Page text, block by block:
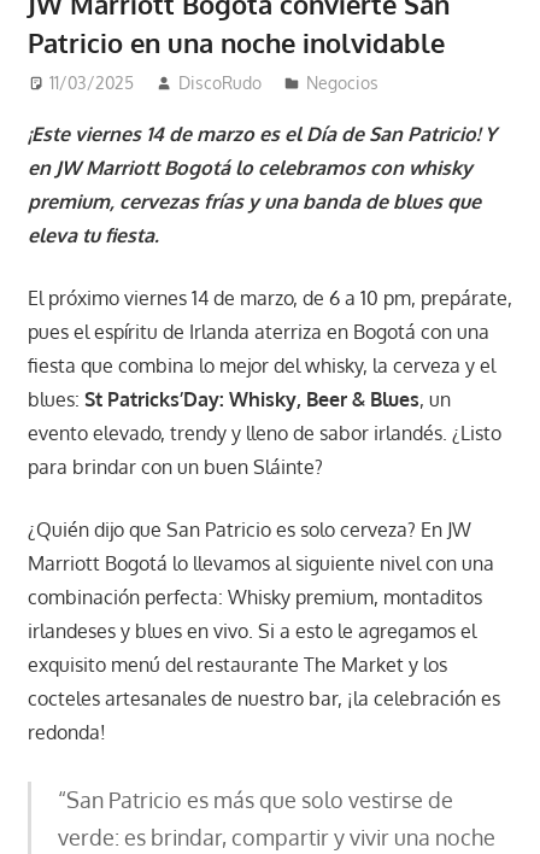
Patricio en una noche inolvidable
11/03/2025 DiscoRudo Negocios
¡Este viernes 14 de marzo es el Día de San Patricio! Y
en JW Marriott Bogotá lo celebramos con whisky
premium, cervezas frías y una banda de blues que
eleva tu fiesta.
El próximo viernes 14 de marzo, de 6 a 10 pm, prepárate,
pues el espíritu de Irlanda aterriza en Bogotá con una
fiesta que combina lo mejor del whisky, la cerveza y el
blues: St Patricks’Day: Whisky, Beer & Blues, un
evento elevado, trendy y lleno de sabor irlandés. ¿Listo
para brindar con un buen Sláinte?
¿Quién dijo que San Patricio es solo cerveza? En JW
Marriott Bogotá lo llevamos al siguiente nivel con una
combinación perfecta: Whisky premium, montaditos
irlandeses y blues en vivo. Si a esto le agregamos el
exquisito menú del restaurante The Market y los
cocteles artesanales de nuestro bar, ¡la celebración es
redonda!
“San Patricio es más que solo vestirse de
verde: es brindar, compartir y vivir una noche